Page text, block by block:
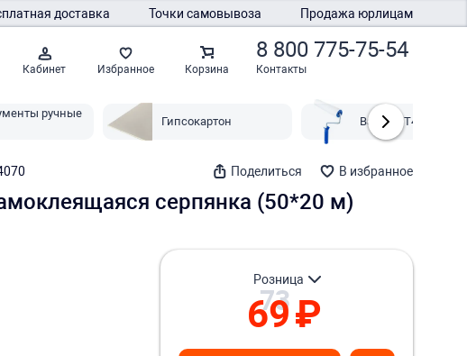
доставка Точки самовывоза Продажа юрлицам
Кабинет Избранное Корзина
8 800 775-75-54
Контакты
ручные
Гипсокартон Валики T4P
Поделиться В избранное
серпянка (50*20 м)
розница
73
69₽